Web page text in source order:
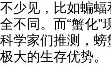
不少见，比如蝙
全不同。而“蟹化
科学家们推测，
极大的生存优势。